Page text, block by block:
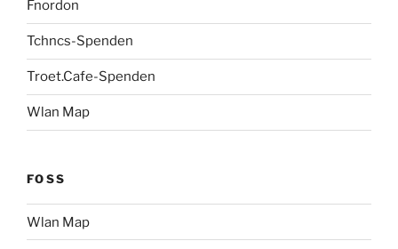
Fnordon
Tchncs-Spenden
Troet.Cafe-Spenden
Wlan Map
FOSS
Wlan Map